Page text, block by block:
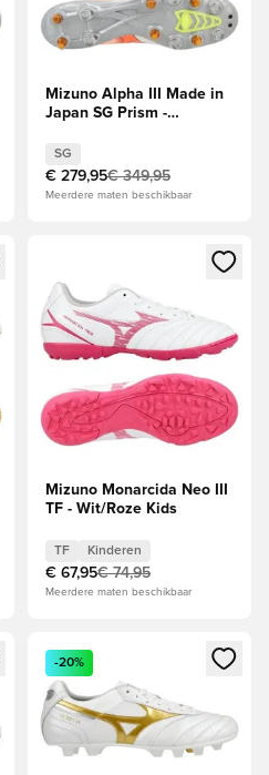
Mizuno Alpha III Made in
Japan SG Prism -
SG
€ 279,95€ 349,95
Meerdere maten beschikbaar
loggen of je aan te melden als
Opent een venster om in te
Mizuno Monarcida Neo III
TF - Wit/Roze Kids
TF Kinderen
€ 67,95€ 74,95
Meerdere maten beschikbaar
loggen of je aan te melden als
Opent een venster om in te
-20%